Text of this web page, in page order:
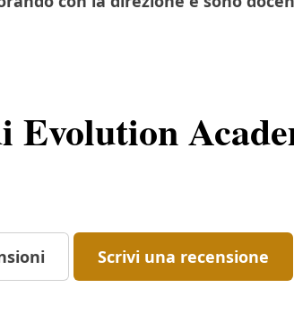
Evolution
Scrivi una recensione